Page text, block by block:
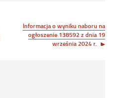
Informacja o wyniku naboru na
ogłoszenie 138592 z dnia 19
września 2024 r.